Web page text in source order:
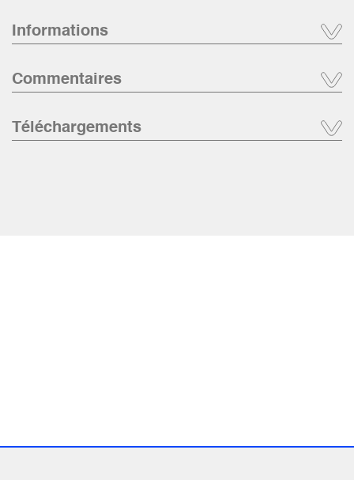
Informations
Commentaires
Téléchargements